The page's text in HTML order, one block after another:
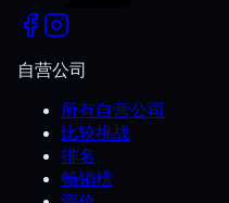
自营公司
所有自营公司
比较挑战
排名
畅销榜